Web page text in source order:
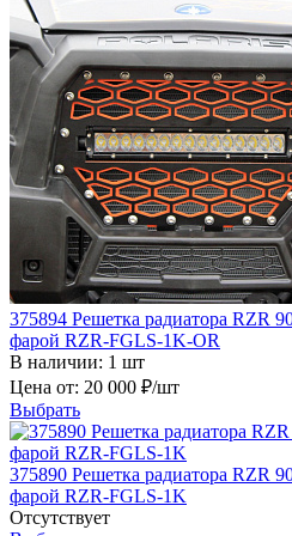
375894 Решетка радиатора RZR
фарой RZR-FGLS-1K-OR
В наличии: 1 шт
Цена от: 20 000 ₽/шт
Выбрать
375890 Решетка радиатора RZR
фарой RZR-FGLS-1K
Отсутствует